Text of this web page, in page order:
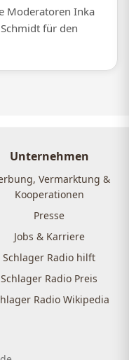
Moderatoren Inka
für den
Unternehmen
Vermarktung &
Kooperationen
Presse
Jobs & Karriere
Schlager Radio hilft
Schlager Radio Preis
Radio Wikipedia